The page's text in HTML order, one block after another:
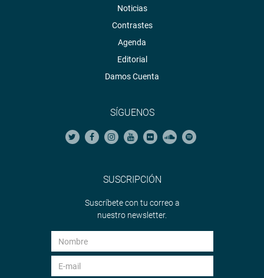
Noticias
Contrastes
Agenda
Editorial
Damos Cuenta
SÍGUENOS
SUSCRIPCIÓN
Suscríbete con tu correo a
nuestro newsletter.